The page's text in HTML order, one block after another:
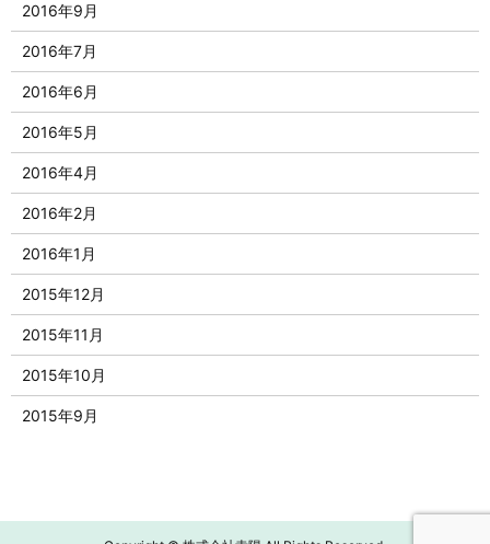
2016年9月
2016年7月
2016年6月
2016年5月
2016年4月
2016年2月
2016年1月
2015年12月
2015年11月
2015年10月
2015年9月